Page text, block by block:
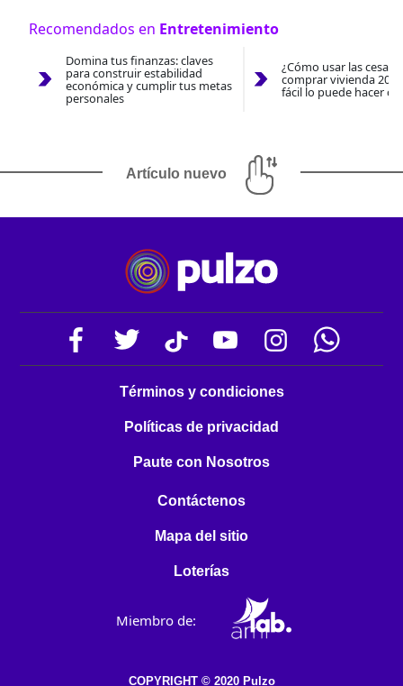
Recomendados en Entretenimiento
Domina tus finanzas: claves
para construir estabilidad
económica y cumplir tus metas
personales
¿Cómo usar las
comprar vivienda
fácil lo puede hacer
Artículo nuevo
Términos y condiciones
Políticas de privacidad
Paute con Nosotros
Contáctenos
Mapa del sitio
Loterías
Miembro de:
COPYRIGHT © 2020 Pulzo